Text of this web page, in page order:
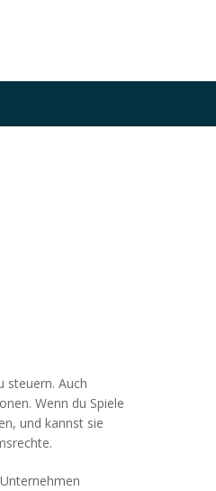
steuern. Auch
Wenn du Spiele
und kannst sie